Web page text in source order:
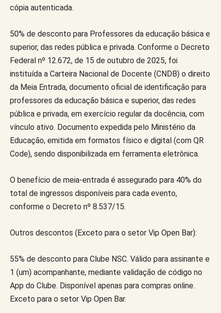
cópia autenticada.
50% de desconto para Professores da educação básica e
superior, das redes pública e privada. Conforme o Decreto
Federal nº 12.672, de 15 de outubro de 2025, foi
instituída a Carteira Nacional de Docente (CNDB) o direito
da Meia Entrada, documento oficial de identificação para
professores da educação básica e superior, das redes
pública e privada, em exercício regular da docência, com
vínculo ativo. Documento expedida pelo Ministério da
Educação, emitida em formatos físico e digital (com QR
Code), sendo disponibilizada em ferramenta eletrônica.
O benefício de meia-entrada é assegurado para 40% do
total de ingressos disponíveis para cada evento,
conforme o Decreto nº 8.537/15.
Outros descontos (Exceto para o setor Vip Open Bar):
55% de desconto para Clube NSC. Válido para assinante e
1 (um) acompanhante, mediante validação de código no
App do Clube. Disponível apenas para compras online.
Exceto para o setor Vip Open Bar.